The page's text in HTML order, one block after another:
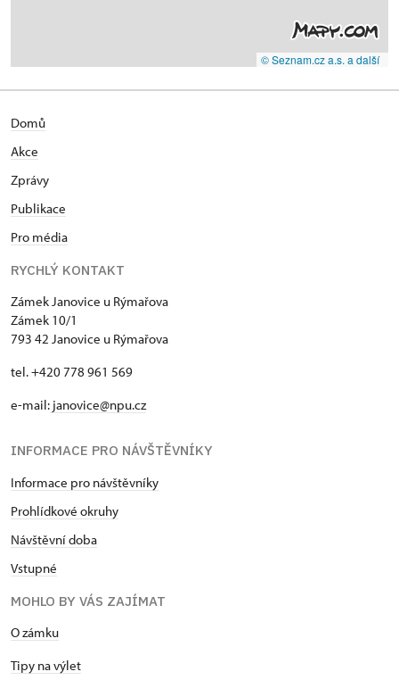
© Seznam.cz a.s. a další
Domů
Akce
Zprávy
Publikace
Pro média
RYCHLÝ KONTAKT
Zámek Janovice u Rýmařova
Zámek 10/1
793 42 Janovice u Rýmařova
tel. +420 778 961 569
e-mail: janovice@npu.cz
INFORMACE PRO NÁVŠTĚVNÍKY
Informace pro návštěvníky
Prohlídkové okruhy
Návštěvní doba
Vstupné
MOHLO BY VÁS ZAJÍMAT
O zámku
Tipy na výlet